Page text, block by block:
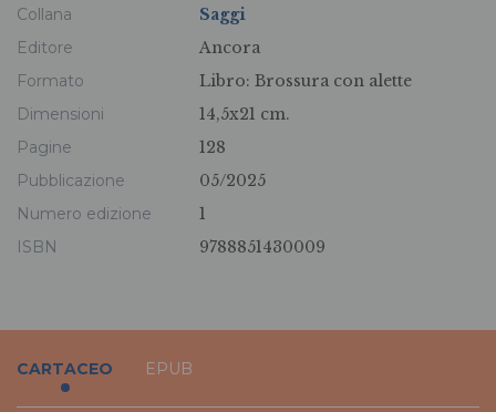
Collana
Saggi
Editore
Ancora
Formato
Libro: Brossura con alette
Dimensioni
14,5x21 cm.
Pagine
128
Pubblicazione
05/2025
Numero edizione
1
ISBN
9788851430009
CARTACEO EPUB